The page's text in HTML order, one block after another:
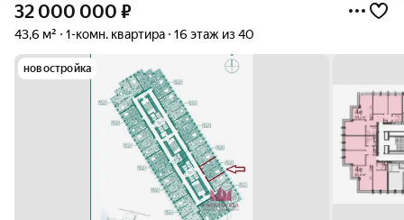
32 000 000 ₽
43,6 м² 1-комн. квартира 16 этаж из 40
новостройка